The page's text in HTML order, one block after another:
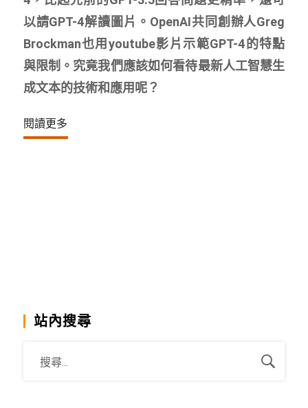
以請GPT-4解讀圖片。OpenAI共同創辦人Greg
Brockman也用youtube影片示範GPT-4的特點
與限制。究竟我們應該如何看待最新人工智慧生
成文本的技術和應用呢？
閱讀更多
站內搜尋